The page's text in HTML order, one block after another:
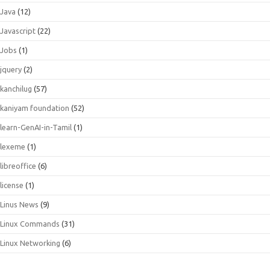
Java (12)
Javascript (22)
Jobs (1)
jquery (2)
kanchilug (57)
kaniyam foundation (52)
learn-GenAI-in-Tamil (1)
lexeme (1)
libreoffice (6)
license (1)
Linus News (9)
Linux Commands (31)
Linux Networking (6)